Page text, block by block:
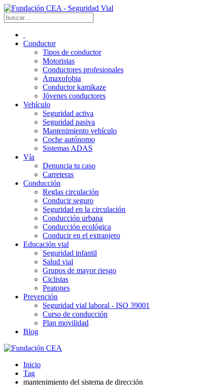
Conductor
Tipos de conductor
Motoristas
Conductores profesionales
Amaxofobia
Conductor kamikaze
Jóvenes conductores
Vehículo
Seguridad activa
Seguridad pasiva
Mantenimiento vehículo
Coche autónomo
Sistemas ADAS
Vía
Denuncia tu caso
Carreteras
Conducción
Reglas circulación
Conducir seguro
Seguridad en la circulación
Conducción urbana
Conducción ecológica
Conducir en el extranjero
Educación vial
Seguridad infantil
Salud vial
Grupos de mayor riesgo
Ciclistas
Peatones
Prevención
Seguridad vial laboral - ISO 39001
Curso de conducción
Plan movilidad
Blog
Inicio
Tag
mantenimiento del sistema de dirección